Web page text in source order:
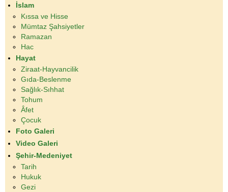
İslam
Kıssa ve Hisse
Mümtaz Şahsiyetler
Ramazan
Hac
Hayat
Ziraat-Hayvancilik
Gıda-Beslenme
Sağlık-Sıhhat
Tohum
Âfet
Çocuk
Foto Galeri
Video Galeri
Şehir-Medeniyet
Tarih
Hukuk
Gezi